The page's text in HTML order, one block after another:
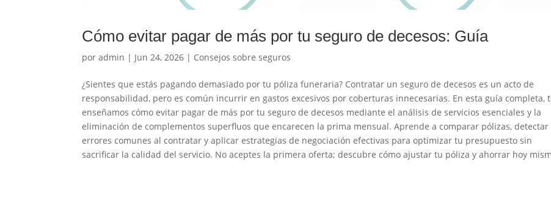
Cómo evitar pagar de más por tu seguro de decesos: Guía
poradmin | Jun 24, 2026 | Consejos sobre seguros
¿Sientes que estás pagando demasiado por tu póliza funeraria? Contratar un seguro de decesos es un acto de
responsabilidad, pero es común incurrir en gastos excesivos por coberturas innecesarias. En esta guía completa,
enseñamos cómo evitar pagar de más por tu seguro de decesos mediante el análisis de servicios esenciales y la
eliminación de complementos superfluos que encarecen la prima mensual. Aprende a comparar pólizas, detectar
errores comunes al contratar y aplicar estrategias de negociación efectivas para optimizar tu presupuesto sin
sacrificar la calidad del servicio. No aceptes la primera oferta; descubre cómo ajustar tu póliza y ahorrar hoy